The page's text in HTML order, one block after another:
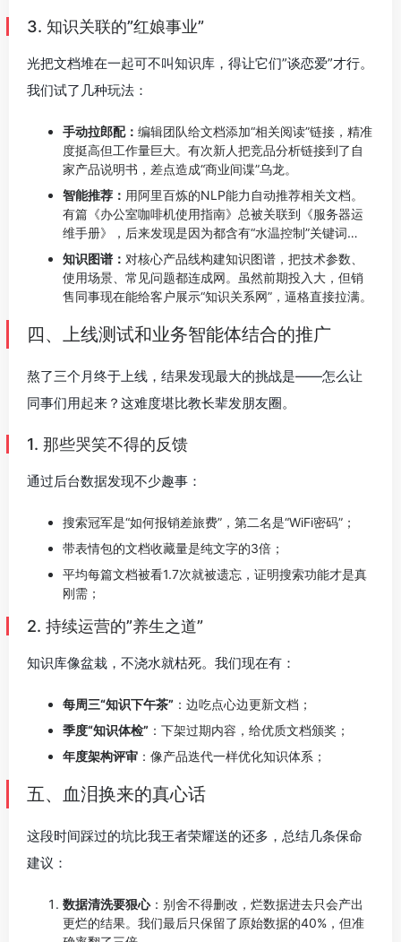
3. 知识关联的”红娘事业”
光把文档堆在一起可不叫知识库，得让它们”谈恋爱”才行。
我们试了几种玩法：
手动拉郎配： 编辑团队给文档添加“相关阅读”链接，精准
度挺高但工作量巨大。有次新人把竞品分析链接到了自
家产品说明书，差点造成“商业间谍”乌龙。
智能推荐： 用阿里百炼的NLP能力自动推荐相关文档。
有篇《办公室咖啡机使用指南》总被关联到《服务器运
维手册》，后来发现是因为都含有“水温控制”关键词…
知识图谱： 对核心产品线构建知识图谱，把技术参数、
使用场景、常见问题都连成网。虽然前期投入大，但销
售同事现在能给客户展示“知识关系网”，逼格直接拉满。
四、上线测试和业务智能体结合的推广
熬了三个月终于上线，结果发现最大的挑战是——怎么让
同事们用起来？这难度堪比教长辈发朋友圈。
1. 那些哭笑不得的反馈
通过后台数据发现不少趣事：
搜索冠军是“如何报销差旅费”，第二名是“WiFi密码”；
带表情包的文档收藏量是纯文字的3倍；
平均每篇文档被看1.7次就被遗忘，证明搜索功能才是真
刚需；
2. 持续运营的”养生之道”
知识库像盆栽，不浇水就枯死。我们现在有：
每周三“知识下午茶” ：边吃点心边更新文档；
季度“知识体检” ：下架过期内容，给优质文档颁奖；
年度架构评审 ：像产品迭代一样优化知识体系；
五、血泪换来的真心话
这段时间踩过的坑比我王者荣耀送的还多，总结几条保命
建议：
数据清洗要狠心：别舍不得删改，烂数据进去只会产出
更烂的结果。我们最后只保留了原始数据的40%，但准